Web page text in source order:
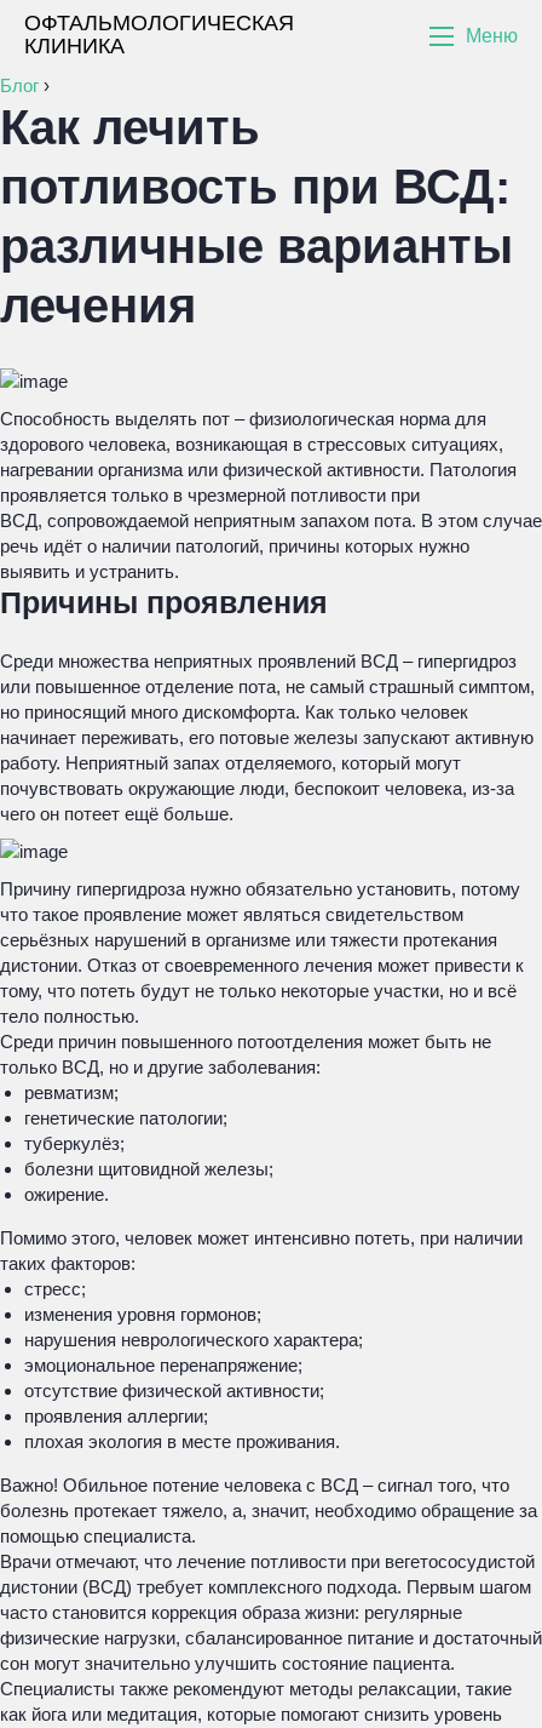
ОФТАЛЬМОЛОГИЧЕСКАЯ
КЛИНИКА
Меню
Блог ›
Как лечить
потливость при ВСД:
различные варианты
лечения
Способность выделять пот – физиологическая норма для
здорового человека, возникающая в стрессовых ситуациях,
нагревании организма или физической активности. Патология
проявляется только в чрезмерной потливости при
ВСД, сопровождаемой неприятным запахом пота. В этом случае
речь идёт о наличии патологий, причины которых нужно
выявить и устранить.
Причины проявления
Среди множества неприятных проявлений ВСД – гипергидроз
или повышенное отделение пота, не самый страшный симптом,
но приносящий много дискомфорта. Как только человек
начинает переживать, его потовые железы запускают активную
работу. Неприятный запах отделяемого, который могут
почувствовать окружающие люди, беспокоит человека, из-за
чего он потеет ещё больше.
Причину гипергидроза нужно обязательно установить, потому
что такое проявление может являться свидетельством
серьёзных нарушений в организме или тяжести протекания
дистонии. Отказ от своевременного лечения может привести к
тому, что потеть будут не только некоторые участки, но и всё
тело полностью.
Среди причин повышенного потоотделения может быть не
только ВСД, но и другие заболевания:
ревматизм;
генетические патологии;
туберкулёз;
болезни щитовидной железы;
ожирение.
Помимо этого, человек может интенсивно потеть, при наличии
таких факторов:
стресс;
изменения уровня гормонов;
нарушения неврологического характера;
эмоциональное перенапряжение;
отсутствие физической активности;
проявления аллергии;
плохая экология в месте проживания.
Важно! Обильное потение человека с ВСД – сигнал того, что
болезнь протекает тяжело, а, значит, необходимо обращение за
помощью специалиста.
Врачи отмечают, что лечение потливости при вегетососудистой
дистонии (ВСД) требует комплексного подхода. Первым шагом
часто становится коррекция образа жизни: регулярные
физические нагрузки, сбалансированное питание и достаточный
сон могут значительно улучшить состояние пациента.
Специалисты также рекомендуют методы релаксации, такие
как йога или медитация, которые помогают снизить уровень